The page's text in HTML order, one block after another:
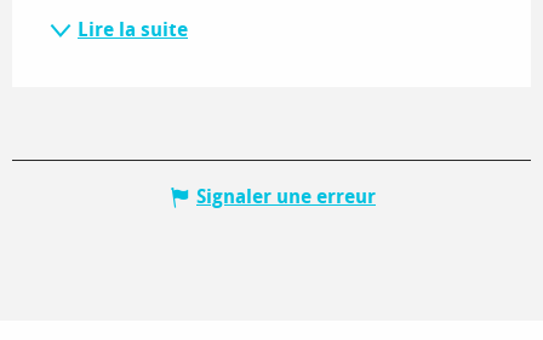
Lire la suite
Signaler une erreur